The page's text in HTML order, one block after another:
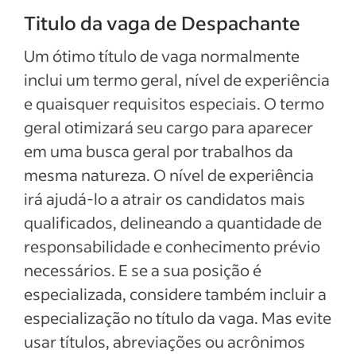
Titulo da vaga de Despachante
Um ótimo título de vaga normalmente
inclui um termo geral, nível de experiência
e quaisquer requisitos especiais. O termo
geral otimizará seu cargo para aparecer
em uma busca geral por trabalhos da
mesma natureza. O nível de experiência
irá ajudá-lo a atrair os candidatos mais
qualificados, delineando a quantidade de
responsabilidade e conhecimento prévio
necessários. E se a sua posição é
especializada, considere também incluir a
especialização no título da vaga. Mas evite
usar títulos, abreviações ou acrônimos